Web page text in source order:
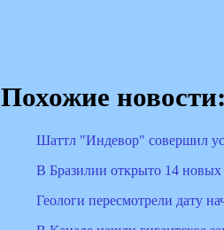
Похожие
Шаттл "Индевор" совершил
В Бразилии открыто 14
Геологи пересмотрели дату